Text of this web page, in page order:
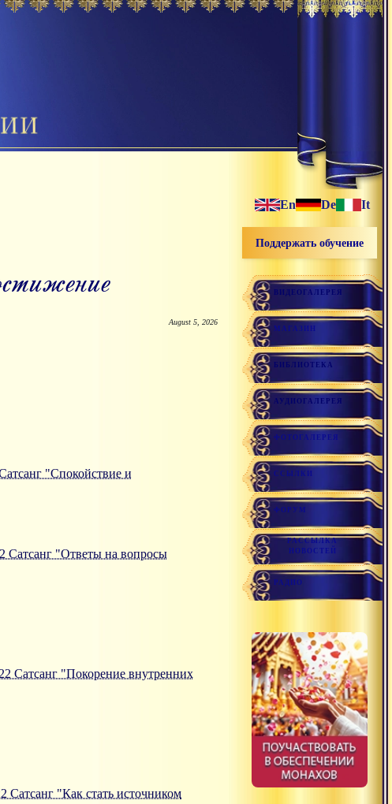
August 5, 2026
"Спокойствие и
Сатсанг "Ответы на вопросы
Сатсанг "Покорение внутренних
Сатсанг "Как стать источником
En De It
Поддержать обучение
ВИДЕОГАЛЕРЕЯ
МАГАЗИН
БИБЛИОТЕКА
АУДИОГАЛЕРЕЯ
ФОТОГАЛЕРЕЯ
ССЫЛКИ
ФОРУМ
РАССЫЛКА
НОВОСТЕЙ
РАДИО